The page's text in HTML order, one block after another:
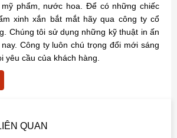
phẩm, nước hoa. Để có những chiếc
xinh xắn bắt mắt hãy qua công ty cổ
Chúng tôi sử dụng những kỹ thuật in ấn
Công ty luôn chú trọng đổi mới sáng
yêu cầu của khách hàng.
QUAN